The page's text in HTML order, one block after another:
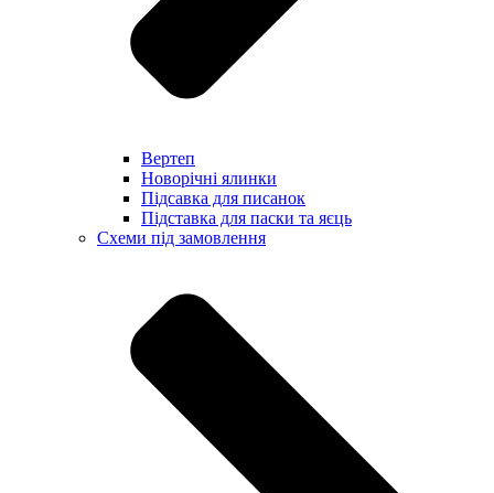
Вертеп
Новорічні ялинки
Підсавка для писанок
Підставка для паски та яєць
Схеми під замовлення